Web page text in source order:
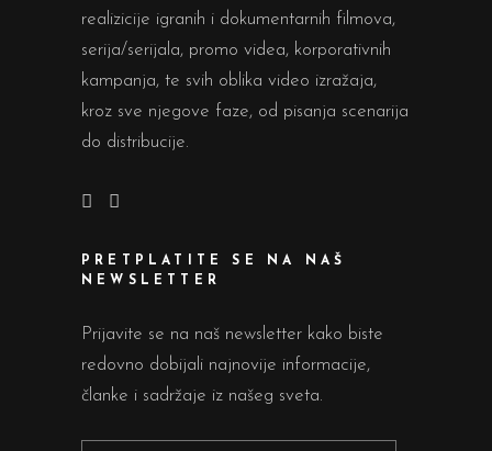
realizicije igranih i dokumentarnih filmova,
serija/serijala, promo videa, korporativnih
kampanja, te svih oblika video izražaja,
kroz sve njegove faze, od pisanja scenarija
do distribucije.
PRETPLATITE SE NA NAŠ
NEWSLETTER
Prijavite se na naš newsletter kako biste
redovno dobijali najnovije informacije,
članke i sadržaje iz našeg sveta.